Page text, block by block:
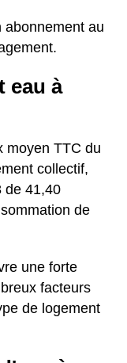
abonnement au
eau à
moyen TTC du
collectif,
de 41,40
de
une forte
facteurs
de logement